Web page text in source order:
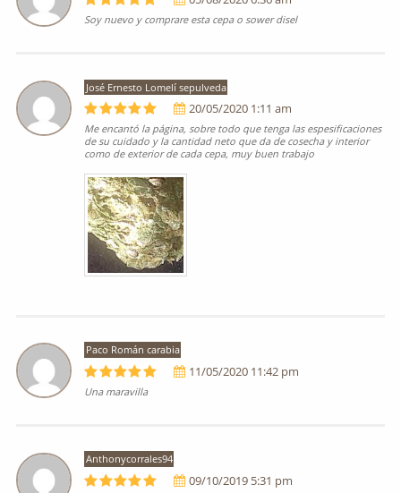
Soy nuevo y comprare esta cepa o sower disel
José Ernesto Lomelí sepulveda
20/05/2020 1:11 am
Me encantó la página, sobre todo que tenga las espesificaciones
de su cuidado y la cantidad neto que da de cosecha y interior
como de exterior de cada cepa, muy buen trabajo
Paco Román carabia
11/05/2020 11:42 pm
Una maravilla
Anthonycorrales94
09/10/2019 5:31 pm